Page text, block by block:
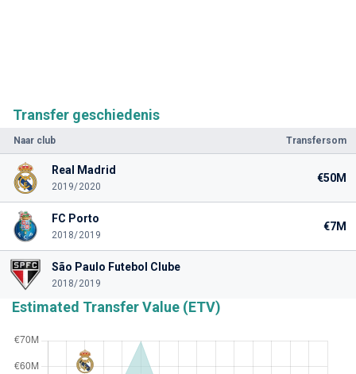
Transfer geschiedenis
Naar club Transfersom
Real Madrid
2019/2020
€50M
FC Porto
2018/2019
€7M
São Paulo Futebol Clube
2018/2019
Estimated Transfer Value (ETV)